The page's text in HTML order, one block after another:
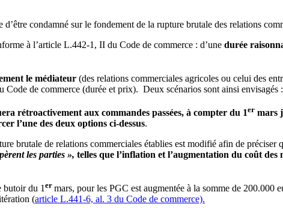
d’être condamné sur le fondement de la rupture brutale des relations
à l’article L.442-1, II du Code de commerce : d’une durée
le médiateur (des relations commerciales agricoles ou celui des
de commerce (durée et prix). Deux scénarios sont ainsi envisagés :
rétroactivement aux commandes passées, à compter du 1er mars
l’une des deux options ci-dessus.
brutale de relations commerciales établies est modifié afin de préciser
les parties », telles que l’inflation et l’augmentation du coût des
butoir du 1 er mars, pour les PGC est augmentée à la somme de 200.000
(article L.441-6, al. 3 du Code de commerce).